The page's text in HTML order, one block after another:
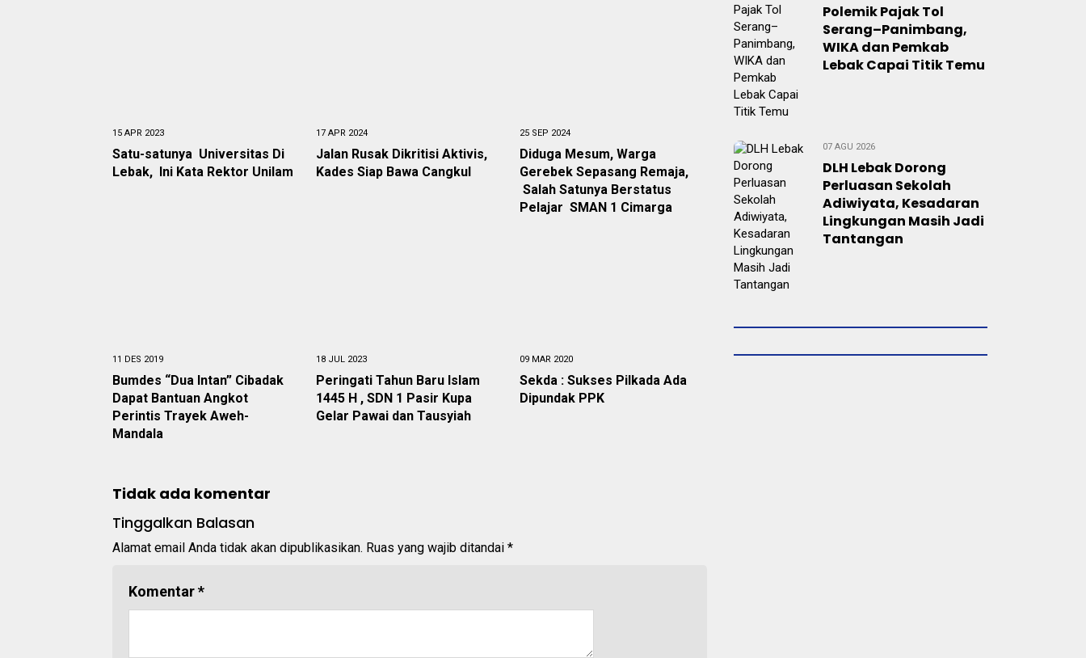
15 APR 2023
Satu-satunya Universitas Di
Lebak, Ini Kata Rektor Unilam
17 APR 2024
Jalan Rusak Dikritisi Aktivis,
Kades Siap Bawa Cangkul
25 SEP 2024
Diduga Mesum, Warga
Gerebek Sepasang Remaja,
Salah Satunya Berstatus
Pelajar SMAN 1 Cimarga
11 DES 2019
Bumdes “Dua Intan” Cibadak
Dapat Bantuan Angkot
Perintis Trayek Aweh-
Mandala
18 JUL 2023
Peringati Tahun Baru Islam
1445 H , SDN 1 Pasir Kupa
Gelar Pawai dan Tausyiah
09 MAR 2020
Sekda : Sukses Pilkada Ada
Dipundak PPK
Tidak ada komentar
Tinggalkan Balasan
Alamat email Anda tidak akan dipublikasikan. Ruas yang wajib ditandai *
Komentar*
Polemik Pajak Tol
Serang–Panimbang,
WIKA dan Pemkab
Lebak Capai Titik Temu
07 AGU 2026
DLH Lebak Dorong
Perluasan Sekolah
Adiwiyata, Kesadaran
Lingkungan Masih Jadi
Tantangan